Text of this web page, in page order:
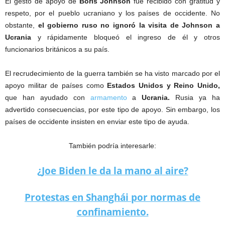
respeto, por el pueblo ucraniano y los países de occidente. No
obstante, el gobierno ruso no ignoró la visita de Johnson a
Ucrania y rápidamente bloqueó el ingreso de él y otros
funcionarios británicos a su país.
El recrudecimiento de la guerra también se ha visto marcado por el
apoyo militar de países como Estados Unidos y Reino Unido,
que han ayudado con armamentoaUcrania. Rusia ya ha
advertido consecuencias, por este tipo de apoyo. Sin embargo, los
países de occidente insisten en enviar este tipo de ayuda.
También podría interesarle:
¿Joe Biden le da la mano al aire?
Protestas en Shanghái por normas de
confinamiento.